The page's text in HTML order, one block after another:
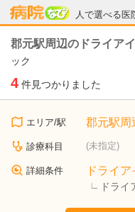
人で選べる医
病院なび
郡元駅周辺のドライア
ック
4 件見つかりました
エリア/駅 郡元駅周
診療科目 (未指定)
詳細条件 ドライア
ドラ